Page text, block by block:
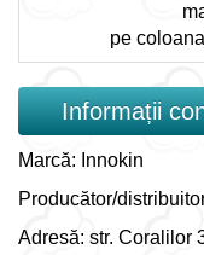
pe
Informații
Marcă: Innokin
Producător/
Adresă: str. Coralilor